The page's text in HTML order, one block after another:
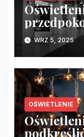
WRZ 5, 2025
OŚWIETLENIE